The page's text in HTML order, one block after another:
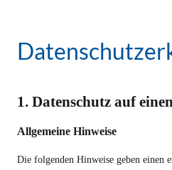
1. Datenschutz auf
Allgemeine Hinweise
Die folgenden Hinweise geben einen